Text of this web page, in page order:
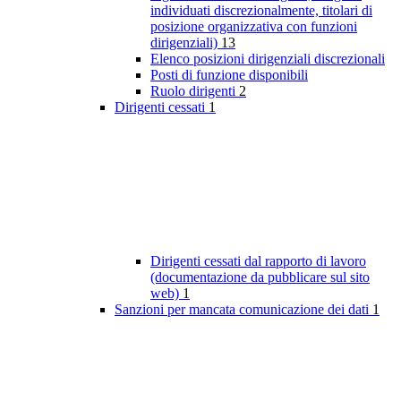
individuati discrezionalmente, titolari di
posizione organizzativa con funzioni
dirigenziali) 13
Elenco posizioni dirigenziali discrezionali
Posti di funzione disponibili
Ruolo dirigenti 2
Dirigenti cessati 1
Dirigenti cessati dal rapporto di lavoro
(documentazione da pubblicare sul sito
web) 1
Sanzioni per mancata comunicazione dei dati 1